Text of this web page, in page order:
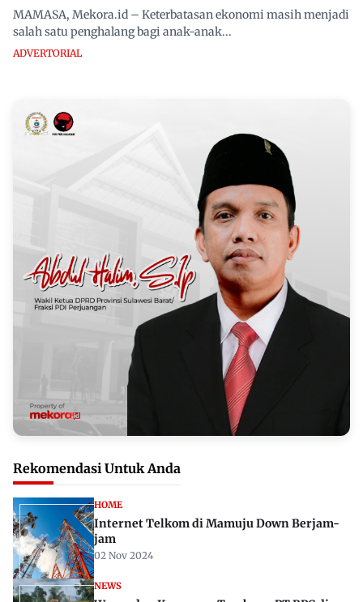
MAMASA, Mekora.id – Keterbatasan ekonomi masih menjadi
salah satu penghalang bagi anak-anak...
ADVERTORIAL
Rekomendasi Untuk Anda
HOME
Internet Telkom di Mamuju Down Berjam-
jam
02 Nov 2024
NEWS